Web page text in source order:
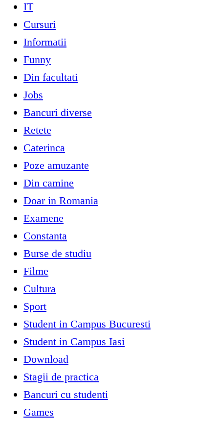
IT
Cursuri
Informatii
Funny
Din facultati
Jobs
Bancuri diverse
Retete
Caterinca
Poze amuzante
Din camine
Doar in Romania
Examene
Constanta
Burse de studiu
Filme
Cultura
Sport
Student in Campus Bucuresti
Student in Campus Iasi
Download
Stagii de practica
Bancuri cu studenti
Games